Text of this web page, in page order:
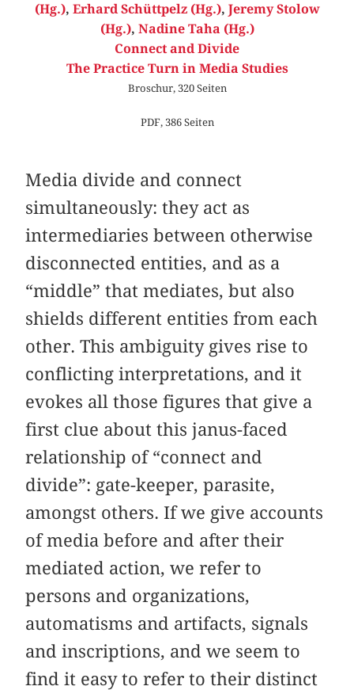
(Hg.), Erhard Schüttpelz (Hg.), Jeremy Stolow
(Hg.), Nadine Taha (Hg.)
Connect and Divide
The Practice Turn in Media Studies
Broschur, 320 Seiten
PDF, 386 Seiten
Media divide and connect
simultaneously: they act as
intermediaries between otherwise
disconnected entities, and as a
“middle” that mediates, but also
shields different entities from each
other. This ambiguity gives rise to
conflicting interpretations, and it
evokes all those figures that give a
first clue about this janus-faced
relationship of “connect and
divide”: gate-keeper, parasite,
amongst others. If we give accounts
of media before and after their
mediated action, we refer to
persons and organizations,
automatisms and artifacts, signals
and inscriptions, and we seem to
find it easy to refer to their distinct